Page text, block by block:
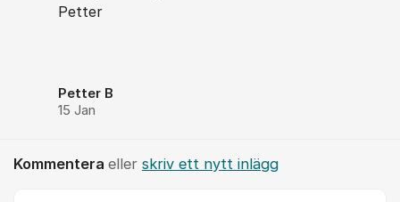
Petter
Petter B
15 Jan
Kommentera eller skriv ett nytt inlägg